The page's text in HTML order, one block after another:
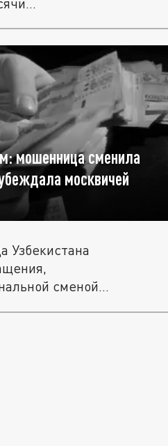
мошенница сменила
москвичей
Узбекистана
сменой